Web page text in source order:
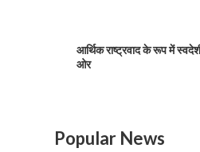
आर्थिक राष्ट्रवाद के रूप में
ओर
Popular News